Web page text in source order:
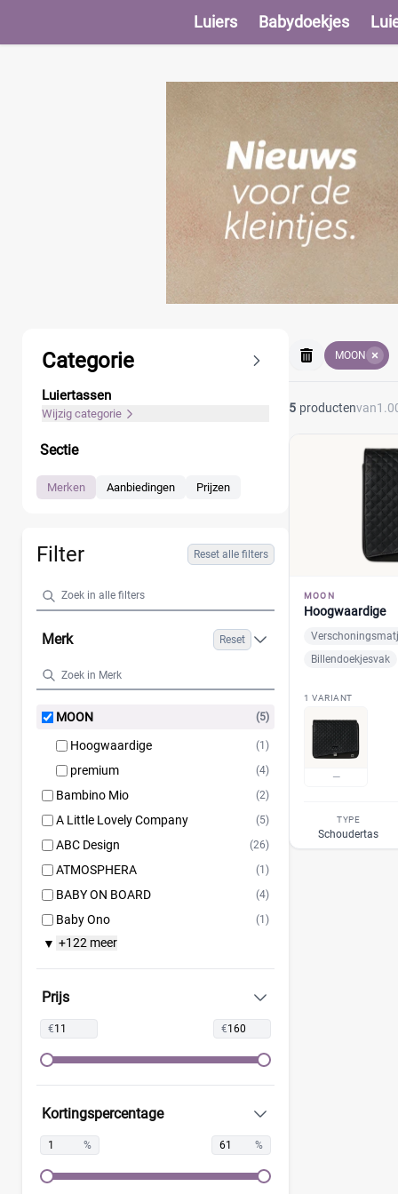
Luiers Babydoekjes
Categorie
Luiertassen
Wijzig categorie
Sectie
Merken Aanbiedingen Prijzen
Filter Reset alle filters
Merk Reset
MOON (5)
Hoogwaardige (1)
premium (4)
Bambino Mio (2)
A Little Lovely Company (5)
ABC Design (26)
ATMOSPHERA (1)
BABY ON BOARD (4)
Baby Ono (1)
Baby Roll
Babymel (9)
Babymoov (15)
Badabulle (5)
(6)
BEARTOP (1)
Bébé-Jou (2)
(7)
▼ +122 meer
Prijs
€ €
Kortingspercentage
% %
Producten
MOON
5 productenvan
MOON
Hoogwaardige
Billendoekjesvak
1 VARIANT
—
TYPE
Schoudertas